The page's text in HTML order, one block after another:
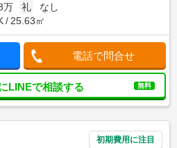
万 礼
なし
25.63㎡
電話で問合せ
LINEで相談する 無料
初期費用に注目